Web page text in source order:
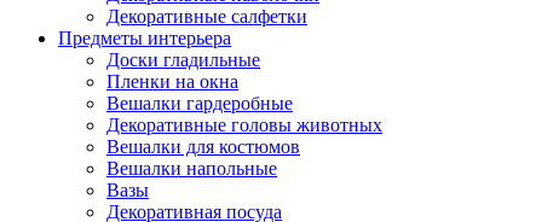
Декоративные салфетки
Предметы интерьера
Доски гладильные
Пленки на окна
Вешалки гардеробные
Декоративные головы животных
Вешалки для костюмов
Вешалки напольные
Вазы
Декоративная посуда